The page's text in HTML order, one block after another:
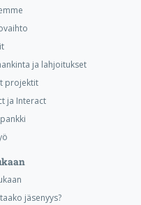
ja lahjoitukset
projektit
ja Interact
jäsenyys?